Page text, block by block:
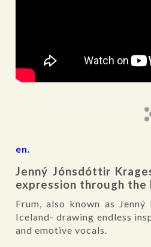
en.
Jenný Jónsdóttir
expression through the
Frum, also known as
Iceland- drawing endless
and emotive vocals.